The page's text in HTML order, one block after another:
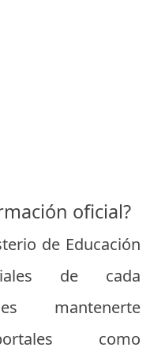
oficial?
de Educación
de cada
mantenerte
como